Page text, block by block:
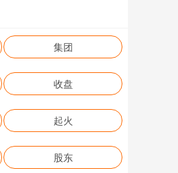
集团
收盘
起火
股东